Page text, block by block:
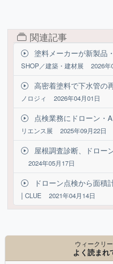
関連記事
塗料メーカーが新製品
SHOP／建築・建材展
2026年
高密着塗料で下水管の
ノロジィ
2026年04月01日
点検業務にドローン・
リエンス展
2025年09月22日
屋根調査診断、ドロー
2024年05月17日
ドローン点検から面積
|CLUE 2021年04月14日
ウィークリ
よく読まれ